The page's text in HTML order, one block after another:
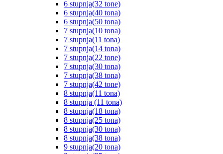
6 stupnja(32 tone)
6 stupnja(40 tona)
6 stupnja(50 tona)
7 stupnja(10 tona)
7 stupnja(11 tona)
7 stupnja(14 tona)
7 stupnja(22 tone)
7 stupnja(30 tona)
7 stupnja(38 tona)
7 stupnja(42 tone)
8 stupnja(11 tona)
8 stupnja (11 tona)
8 stupnja(18 tona)
8 stupnja(25 tona)
8 stupnja(30 tona)
8 stupnja(38 tona)
9 stupnja(20 tona)